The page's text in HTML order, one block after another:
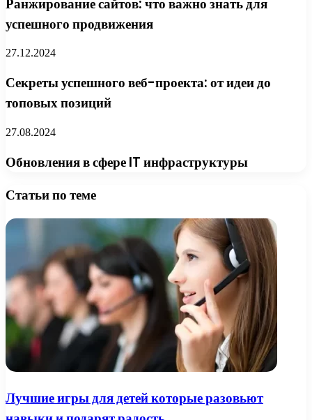
успешного продвижения
27.12.2024
Секреты успешного веб-проекта: от идеи до
топовых позиций
27.08.2024
Обновления в сфере IT инфраструктуры
Статьи по теме
Лучшие игры для детей которые разовьют